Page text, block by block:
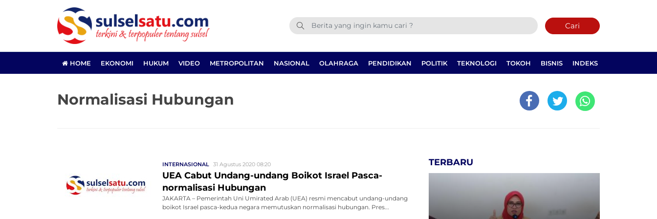
Cari
HOME EKONOMI HUKUM VIDEO METROPOLITAN NASIONAL OLAHRAGA PENDIDIKAN POLITIK TEKNOLOGI TOKOH BISNIS INDEKS
Normalisasi Hubungan
INTERNASIONAL 31 Agustus 2020 08:20
UEA Cabut Undang-undang Boikot Israel Pasca-
normalisasi Hubungan
JAKARTA – Pemerintah Uni Umirated Arab (UEA) resmi mencabut undang-undang
boikot Israel pasca-kedua negara memutuskan normalisasi hubungan. Pres...
TERBARU